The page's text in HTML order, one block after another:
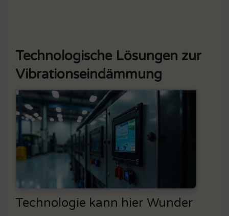
Technologische Lösungen zur
Vibrationseindämmung
Technologie kann hier Wunder